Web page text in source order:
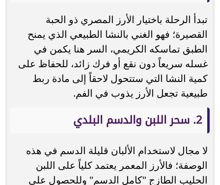
تبدأ الرحلة باختيار الأرز المصري ذو الحبة
القصيرة؛ فهو الغني بالنشا الطبيعي الذي يمنح
الطبق تماسكه الكريمي، السر هنا يكمن في
غسله سريعاً دون نقع أو فرك زائد، للحفاظ على
كمية النشا التي ستتحول لاحقاً إلى مادة ربط
طبيعية تجعل الأرز يذوب في الفم.
2. سحر اللبن والدسم البلدي
لا مجال لاستخدام الألبان قليلة الدسم في هذه
الوصفة؛ فالأرز المعمر يعتمد كلياً على اللبن
الحليب الطازج "كامل الدسم" وللحصول على